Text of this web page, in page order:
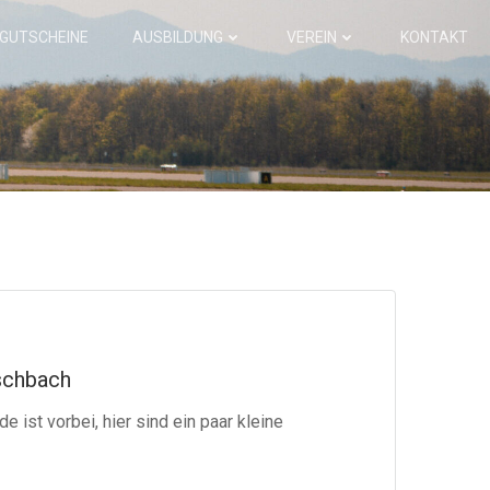
GUTSCHEINE AUSBILDUNG VEREIN KONTAKT
ist vorbei, hier sind ein paar kleine